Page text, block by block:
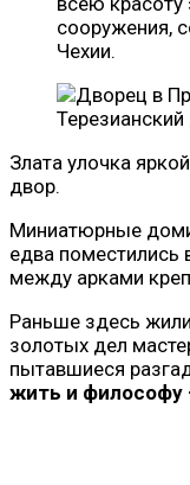
сооружения,
Чехии.
Злата улочка
двор.
Миниатюрные
едва поместились
между арками
Раньше здесь
золотых дел
пытавшиеся
жить и философу